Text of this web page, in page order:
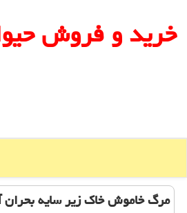
خرید و فروش
مرگ خاموش خاك زیر سایه بحران